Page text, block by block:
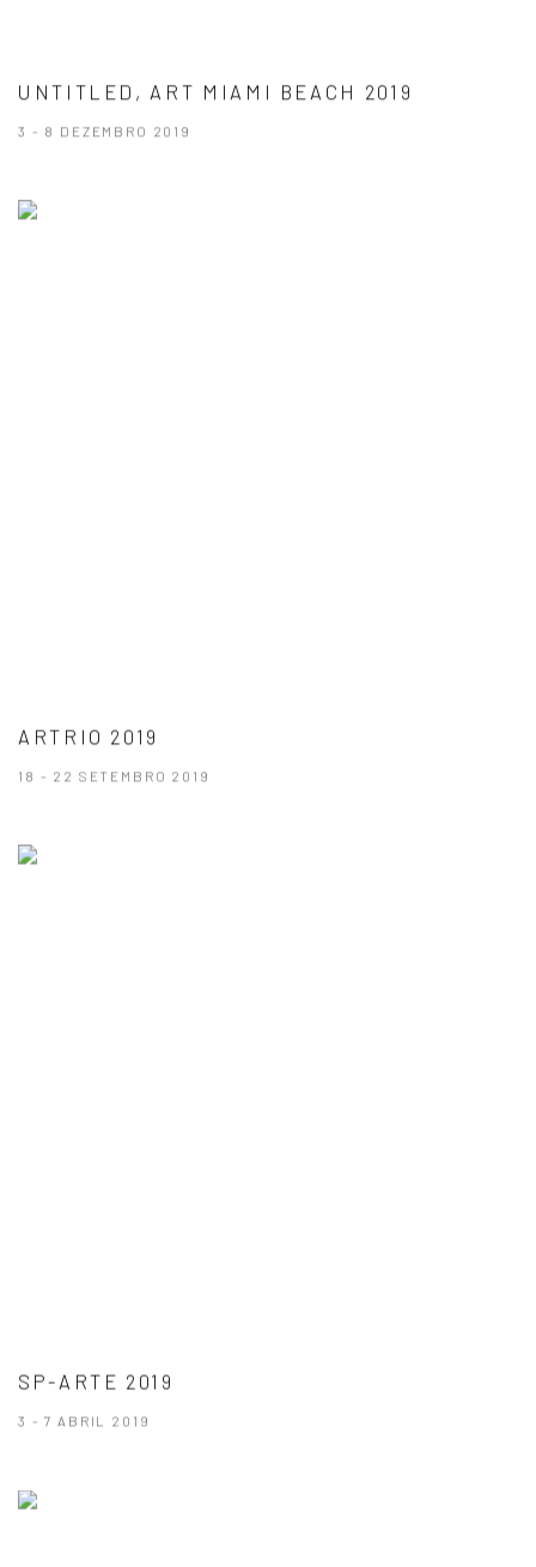
UNTITLED, ART MIAMI BEACH 2019
3 - 8 DEZEMBRO 2019
ARTRIO 2019
18 - 22 SETEMBRO 2019
SP-ARTE 2019
3 - 7 ABRIL 2019